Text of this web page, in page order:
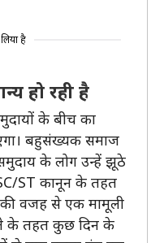
है
हो रही है
के बीच का
बहुसंख्यक समाज
के लोग उन्हें झूठे
ST कानून के तहत
की वजह से एक मामूली
के तहत कुछ दिन के